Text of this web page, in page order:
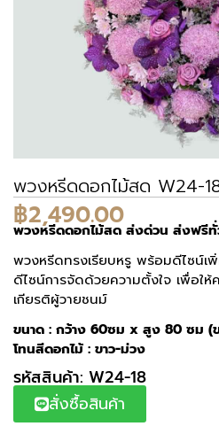
พวงหรีดดอกไม้สด W24-
฿2,490.00
พวงหรีดดอกไม้สด ส่งด่วน ส่งฟรีทั่
พวงหรีดทรงเรียบหรู พร้อมดีไซน์เ
ดีไซน์การจัดด้วยความตั้งใจ เพื่อใ
เกียรติผู้วายชนม์
ขนาด : กว้าง 60ซม x สูง 80 ซม (
โทนสีดอกไม้ : ขาว-ม่วง
รหัสสินค้า: W24-18
สั่งซื้อสินค้า